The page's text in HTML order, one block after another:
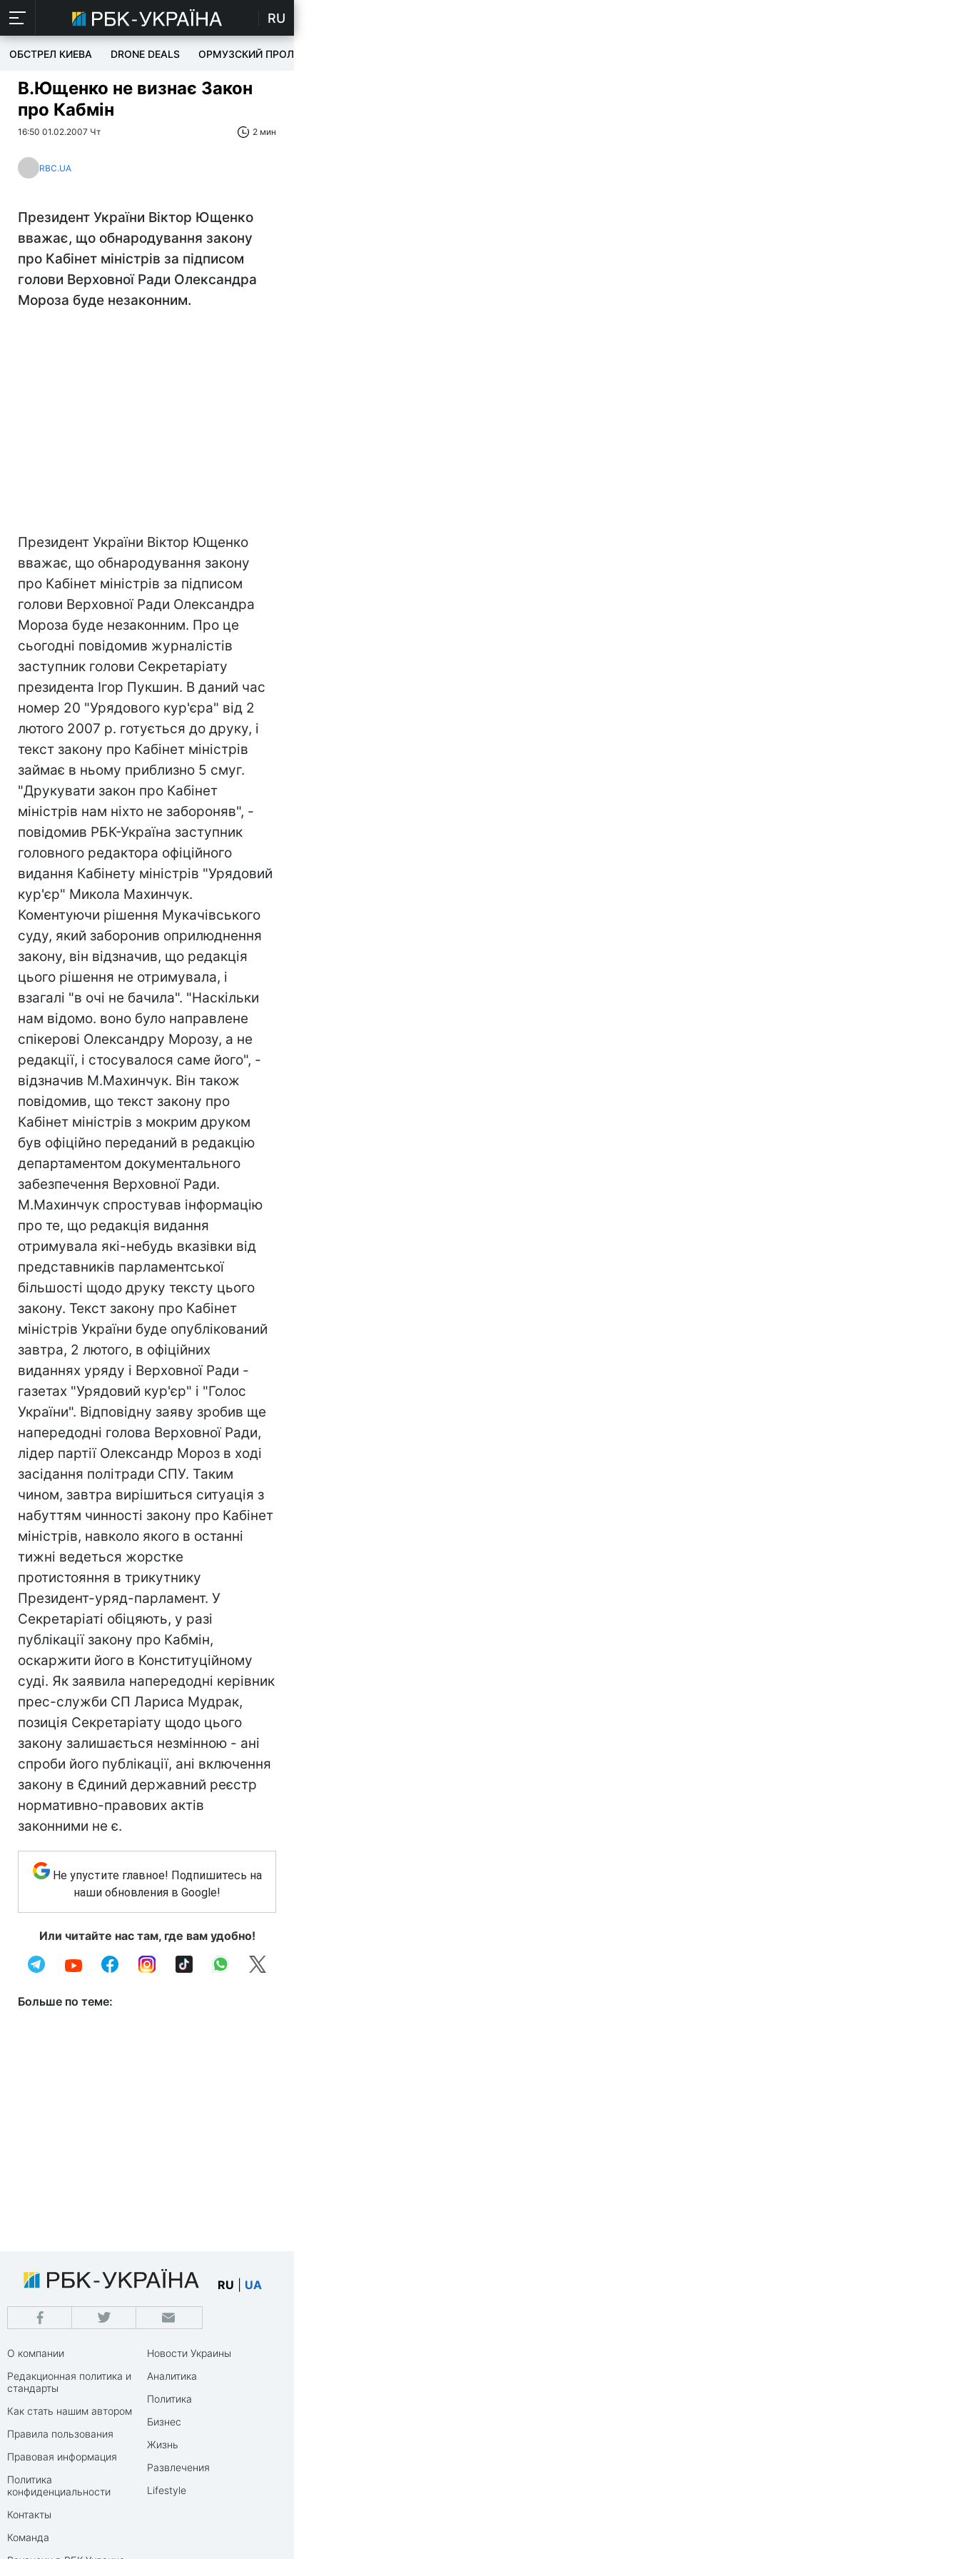
RU
ОБСТРЕЛ КИЕВА DRONE DEALS ОРМУЗСКИЙ ПРОЛИВ
В.Ющенко не визнає Закон
про Кабмін
16:50 01.02.2007 Чт 2 мин
RBC.UA
Президент України Віктор Ющенко
вважає, що обнародування закону
про Кабінет міністрів за підписом
голови Верховної Ради Олександра
Мороза буде незаконним.
Президент України Віктор Ющенко
вважає, що обнародування закону
про Кабінет міністрів за підписом
голови Верховної Ради Олександра
Мороза буде незаконним. Про це
сьогодні повідомив журналістів
заступник голови Секретаріату
президента Ігор Пукшин. В даний час
номер 20 "Урядового кур'єра" від 2
лютого 2007 р. готується до друку, і
текст закону про Кабінет міністрів
займає в ньому приблизно 5 смуг.
"Друкувати закон про Кабінет
міністрів нам ніхто не забороняв", -
повідомив РБК-Україна заступник
головного редактора офіційного
видання Кабінету міністрів "Урядовий
кур'єр" Микола Махинчук.
Коментуючи рішення Мукачівського
суду, який заборонив оприлюднення
закону, він відзначив, що редакція
цього рішення не отримувала, і
взагалі "в очі не бачила". "Наскільки
нам відомо. воно було направлене
спікерові Олександру Морозу, а не
редакції, і стосувалося саме його", -
відзначив М.Махинчук. Він також
повідомив, що текст закону про
Кабінет міністрів з мокрим друком
був офіційно переданий в редакцію
департаментом документального
забезпечення Верховної Ради.
М.Махинчук спростував інформацію
про те, що редакція видання
отримувала які-небудь вказівки від
представників парламентської
більшості щодо друку тексту цього
закону. Текст закону про Кабінет
міністрів України буде опублікований
завтра, 2 лютого, в офіційних
виданнях уряду і Верховної Ради -
газетах "Урядовий кур'єр" і "Голос
України". Відповідну заяву зробив ще
напередодні голова Верховної Ради,
лідер партії Олександр Мороз в ході
засідання політради СПУ. Таким
чином, завтра вирішиться ситуація з
набуттям чинності закону про Кабінет
міністрів, навколо якого в останні
тижні ведеться жорстке
протистояння в трикутнику
Президент-уряд-парламент. У
Секретаріаті обіцяють, у разі
публікації закону про Кабмін,
оскаржити його в Конституційному
суді. Як заявила напередодні керівник
прес-служби СП Лариса Мудрак,
позиція Секретаріату щодо цього
закону залишається незмінною - ані
спроби його публікації, ані включення
закону в Єдиний державний реєстр
нормативно-правових актів
законними не є.
Не упустите главное! Подпишитесь на
наши обновления в Google!
Или читайте нас там, где вам удобно!
Больше по теме:
RU UA
О компании
Редакционная политика и
стандарты
Как стать нашим автором
Правила пользования
Правовая информация
Политика
конфиденциальности
Контакты
Команда
Новости Украины
Аналитика
Политика
Бизнес
Жизнь
Развлечения
Lifestyle